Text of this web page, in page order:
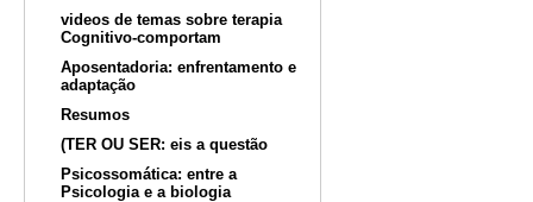
videos de temas sobre terapia
Cognitivo-comportam
Aposentadoria: enfrentamento e
adaptação
Resumos
(TER OU SER: eis a questão
Psicossomática: entre a
Psicologia e a biologia